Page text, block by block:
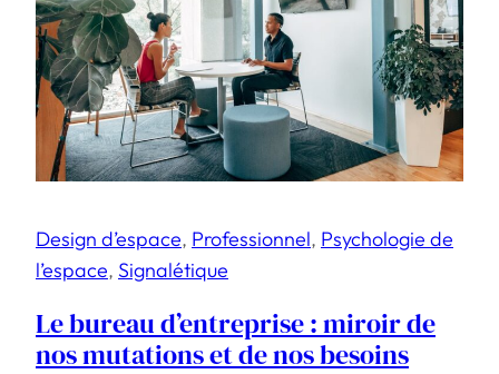
Design d’espace, Professionnel, Psychologie de
l’espace, Signalétique
Le bureau d’entreprise : miroir de
nos mutations et de nos besoins